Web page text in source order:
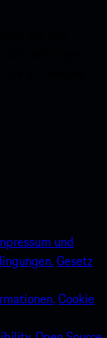
und
Gesetz
Cookie